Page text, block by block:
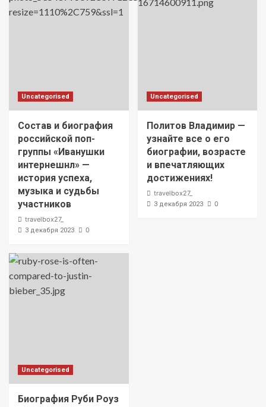
Uncategorised
Состав и биография
российской поп-
группы «Иванушки
интернешнл» —
история успеха,
музыка и судьбы
участников
travelbox27_
3 декабря 2023 0
Uncategorised
Политов Владимир —
узнайте все о его
биографии, возрасте
и впечатляющих
достижениях!
travelbox27_
3 декабря 2023 0
Uncategorised
Биография Руби Роуз